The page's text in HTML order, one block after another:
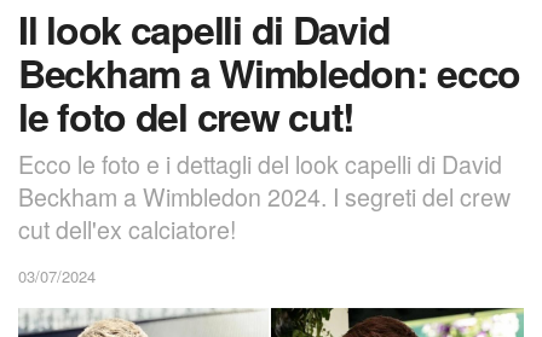
Il look capelli di David
Beckham a Wimbledon: ecco
le foto del crew cut!
Ecco le foto e i dettagli del look capelli di David
Beckham a Wimbledon 2024. I segreti del crew
cut dell'ex calciatore!
03/07/2024